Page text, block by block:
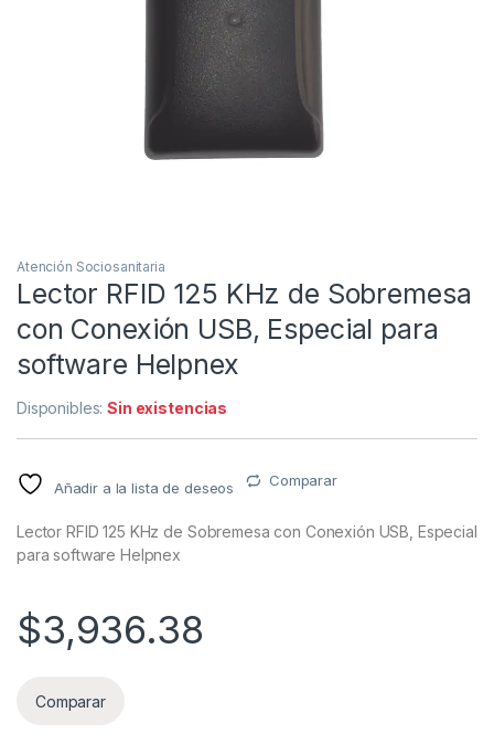
Atención Sociosanitaria
Lector RFID 125 KHz de Sobremesa
con Conexión USB, Especial para
software Helpnex
Disponibles:Sin existencias
Añadir a la lista de deseos Comparar
Lector RFID 125 KHz de Sobremesa con Conexión USB, Especial
para software Helpnex
$3,936.38
Comparar